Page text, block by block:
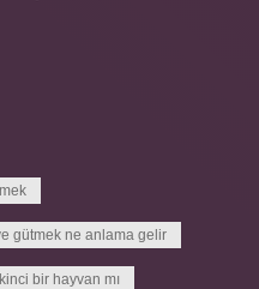
gütmek ne anlama gelir
bir hayvan mı